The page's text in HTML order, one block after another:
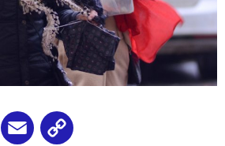
WhatsApp
Email